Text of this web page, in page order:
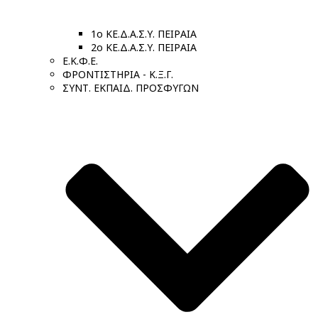
1ο ΚΕ.Δ.Α.Σ.Υ. ΠΕΙΡΑΙΑ
2ο ΚΕ.Δ.Α.Σ.Υ. ΠΕΙΡΑΙΑ
Ε.Κ.Φ.Ε.
ΦΡΟΝΤΙΣΤΗΡΙΑ - Κ.Ξ.Γ.
ΣΥΝΤ. ΕΚΠΑΙΔ. ΠΡΟΣΦΥΓΩΝ